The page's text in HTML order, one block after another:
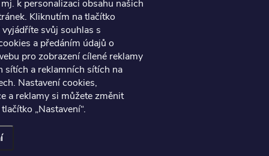
k personalizaci obsahu našich
Kliknutím na tlačítko
vyjádříte svůj souhlas s
a předáním údajů o
pro zobrazení cílené reklamy
sítích a reklamních sítích na
Nastavení cookies,
a reklamy si můžete změnit
„Nastavení“.
446
446
Podmínky ochrany osobních
údajů
Soubory cookies
Napište nám
Jak nakupovat? / How to
shop?